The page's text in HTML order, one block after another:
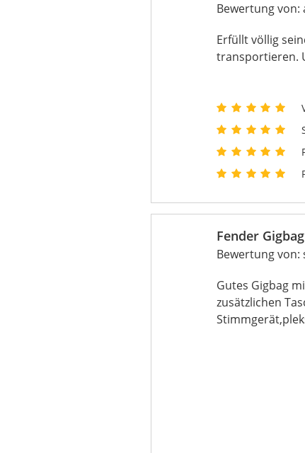
Bewertung von:
Erfüllt völlig
transportieren.
Fender Gigbag
Bewertung von:
Gutes Gigbag
zusätzlichen